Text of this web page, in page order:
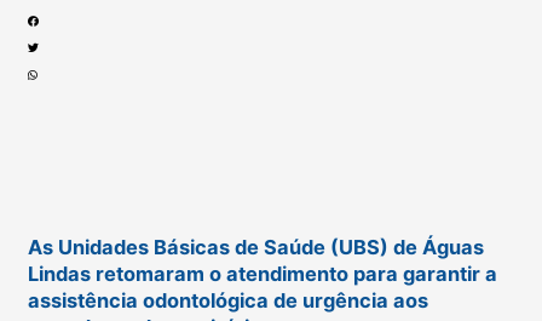
As Unidades Básicas de Saúde (UBS) de Águas
Lindas retomaram o atendimento para garantir a
assistência odontológica de urgência aos